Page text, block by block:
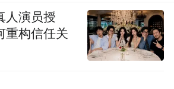
人演员授
重构信任关